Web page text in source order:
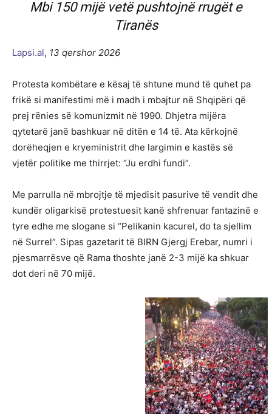
Mbi 150 mijë vetë pushtojnë rrugët e
Tiranës
Lapsi.al, 13 qershor 2026
Protesta kombëtare e kësaj të shtune mund të quhet pa
frikë si manifestimi më i madh i mbajtur në Shqipëri që
prej rënies së komunizmit në 1990. Dhjetra mijëra
qytetarë janë bashkuar në ditën e 14 të. Ata kërkojnë
dorëheqjen e kryeministrit dhe largimin e kastës së
vjetër politike me thirrjet: “Ju erdhi fundi”.
Me parrulla në mbrojtje të mjedisit pasurive të vendit dhe
kundër oligarkisë protestuesit kanë shfrenuar fantazinë e
tyre edhe me slogane si “Pelikanin kacurel, do ta sjellim
në Surrel”. Sipas gazetarit të BIRN Gjergj Erebar, numri i
pjesmarrësve që Rama thoshte janë 2-3 mijë ka shkuar
dot deri në 70 mijë.